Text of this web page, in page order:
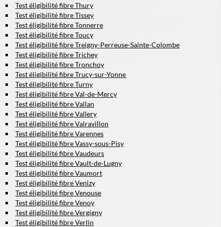
Test éligibilité fibre Thury
Test éligibilité fibre Tissey
Test éligibilité fibre Tonnerre
Test éligibilité fibre Toucy
Test éligibilité fibre Treigny-Perreuse-Sainte-Colombe
Test éligibilité fibre Trichey
Test éligibilité fibre Tronchoy
Test éligibilité fibre Trucy-sur-Yonne
Test éligibilité fibre Turny
Test éligibilité fibre Val-de-Mercy
Test éligibilité fibre Vallan
Test éligibilité fibre Vallery
Test éligibilité fibre Valravillon
Test éligibilité fibre Varennes
Test éligibilité fibre Vassy-sous-Pisy
Test éligibilité fibre Vaudeurs
Test éligibilité fibre Vault-de-Lugny
Test éligibilité fibre Vaumort
Test éligibilité fibre Venizy
Test éligibilité fibre Venouse
Test éligibilité fibre Venoy
Test éligibilité fibre Vergigny
Test éligibilité fibre Verlin